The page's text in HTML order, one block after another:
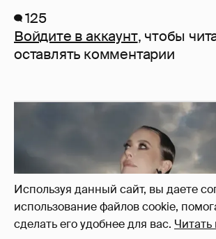
Используя данный сайт, вы даете
использование файлов cookie,
сделать его удобнее для вас.
125
Войдите в аккаунт, чтобы
оставлять комментарии